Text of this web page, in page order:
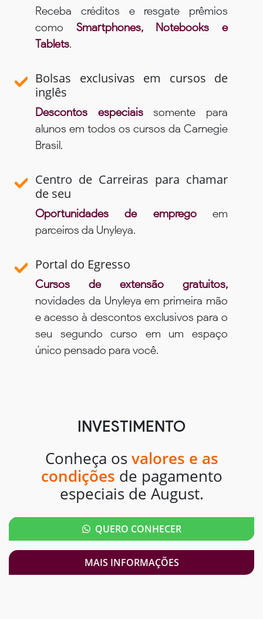
Receba créditos e resgate prêmios
como Smartphones, Notebooks e
Tablets.
Bolsas exclusivas em cursos de
inglês
Descontos especiaissomente para
alunos em todos os cursos da Carnegie
Brasil.
Centro de Carreiras para chamar
de seu
Oportunidades de empregoem
parceiros da Unyleya.
Portal do Egresso
Cursos de extensão gratuitos,
novidades da Unyleya em primeira mão
e acesso à descontos exclusivos para o
seu segundo curso em um espaço
único pensado para você.
INVESTIMENTO
Conheça os valores e as
condições de pagamento
especiais de August.
QUERO CONHECER
MAIS INFORMAÇÕES